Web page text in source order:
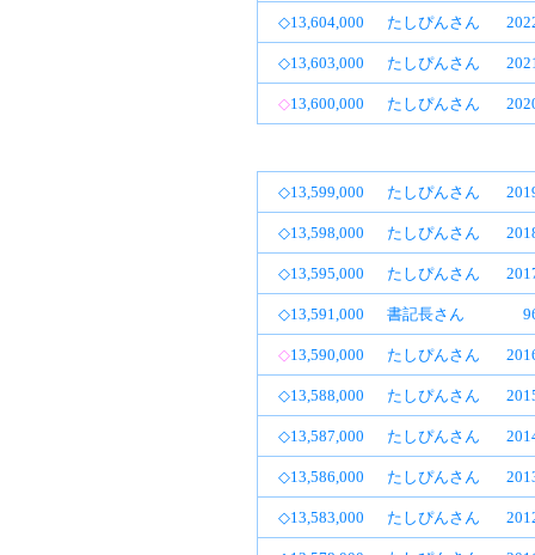
◇13,604,000 たしぴんさん
◇13,603,000 たしぴんさん
◇13,600,000 たしぴんさん
◇13,599,000 たしぴんさん
◇13,598,000 たしぴんさん
◇13,595,000 たしぴんさん
◇13,591,000 書記長さん
◇13,590,000 たしぴんさん
◇13,588,000 たしぴんさん
◇13,587,000 たしぴんさん
◇13,586,000 たしぴんさん
◇13,583,000 たしぴんさん